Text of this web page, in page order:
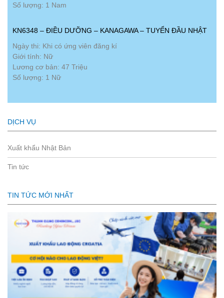
Số lượng: 1 Nam
KN6348 – ĐIỀU DƯỠNG – KANAGAWA – TUYỂN ĐẦU NHẬT
Ngày thi: Khi có ứng viên đăng kí
Giới tính: Nữ
Lương cơ bản: 47 Triệu
Số lượng: 1 Nữ
DỊCH VỤ
Xuất khẩu Nhật Bản
Tin tức
TIN TỨC MỚI NHẤT